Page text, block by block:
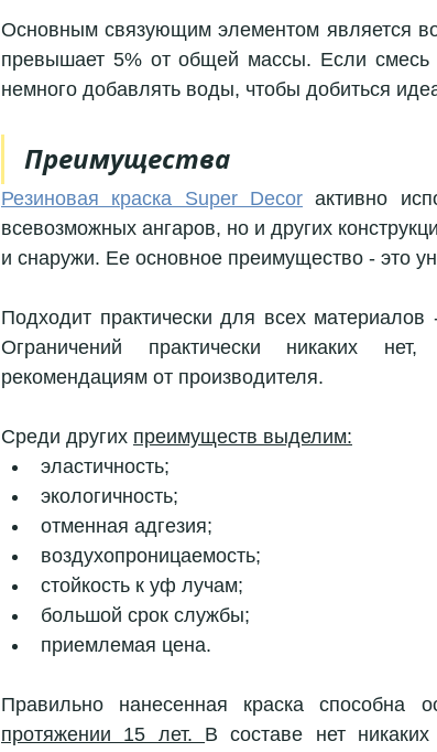
Основным связующим элементом является
превышает 5% от общей массы. Если смесь
немного добавлять воды, чтобы добиться
Преимущества
Резиновая краска Super Decor активно
всевозможных ангаров, но и других
и снаружи. Ее основное преимущество - это
Подходит практически для всех материалов
Ограничений практически никаких
рекомендациям от производителя.
Среди других преимуществ выделим:
эластичность;
экологичность;
отменная адгезия;
воздухопроницаемость;
стойкость к уф лучам;
большой срок службы;
приемлемая цена.
Правильно нанесенная краска способна
протяжении 15 лет. В составе нет